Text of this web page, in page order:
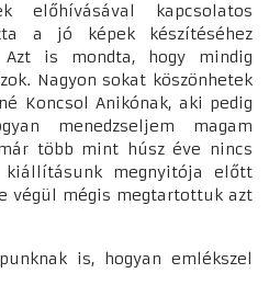
előhívásával kapcsolatos
a jó képek készítéséhez
Azt is mondta, hogy mindig
Nagyon sokat köszönhetek
Koncsol Anikónak, aki pedig
menedzseljem magam
több mint húsz éve nincs
kiállításunk megnyitója előtt
végül mégis megtartottuk azt
is, hogyan emlékszel